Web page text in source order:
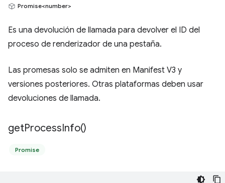
Promise<number>
Es una devolución de llamada para devolver el ID del
proceso de renderizador de una pestaña.
Las promesas solo se admiten en Manifest V3 y
versiones posteriores. Otras plataformas deben usar
devoluciones de llamada.
getProcessInfo()
Promise